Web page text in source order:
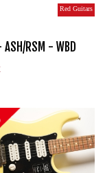
Red Guitars
ASH/RSM - WBD